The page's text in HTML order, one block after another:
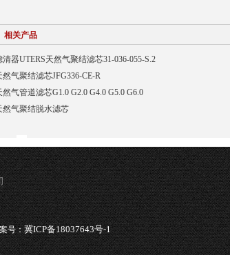
相关产品
清器UTERS天然气聚结滤芯31-036-055-S.2
然气聚结滤芯JFG336-CE-R
然气管道滤芯G1.0 G2.0 G4.0 G5.0 G6.0
然气聚结脱水滤芯
号：冀ICP备18037643号-1